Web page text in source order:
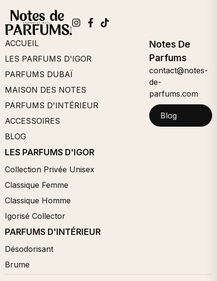
ACCUEIL
LES PARFUMS D'IGOR
PARFUMS DUBAÏ
MAISON DES NOTES
PARFUMS D'INTÉRIEUR
ACCESSOIRES
BLOG
LES PARFUMS D'IGOR
Collection Privée Unisex
Classique Femme
Classique Homme
Igorisé Collector
PARFUMS D'INTÉRIEUR
Désodorisant
Brume
Notes De
Parfums
contact@notes-
de-
parfums.com
Blog